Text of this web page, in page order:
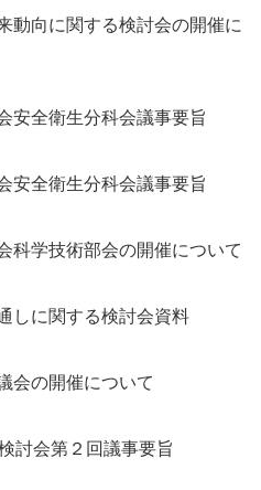
動向に関する検討会の開催に
安全衛生分科会議事要旨
安全衛生分科会議事要旨
科学技術部会の開催について
しに関する検討会資料
会の開催について
討会第２回議事要旨